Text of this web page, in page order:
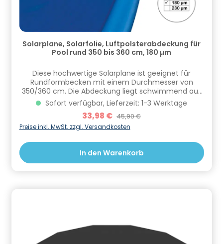
Solarplane, Solarfolie, Luftpolsterabdeckung für
Pool rund 350 bis 360 cm, 180 µm
Diese hochwertige Solarplane ist geeignet für
Rundformbecken mit einem Durchmesser von
350/360 cm. Die Abdeckung liegt schwimmend auf
und wird deshalb etwas kleiner gefertigt. Die Folie hat
eine Materialdicke von 180 Mikrometer und ist UVA-
und Chlorbeständig. Bei nichtgebrauch wird sie
einfach zusammengerollt und lässt sich
Thermoabdeckplanen sind somit einfach in der
Anwendung und bieten dir gleich mehrere Vorteile.
Zum einen ist eine Solarfolie eine kostengünstige
und Schmutzeintrag und verringert so den
Pflegeaufwand und Chemieeinsatz. Bei richtiger
Sofort verfügbar, Lieferzeit: 1-3 Werktage
Verkaufspreis:
33,98 € Regulärer Preis:
45,90 €
Preise inkl. MwSt. zzgl. Versandkosten
In den Warenkorb